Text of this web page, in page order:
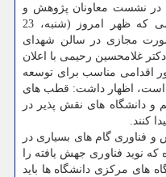
در نشست معاونان پژوهش و
فناوری دانشگاه ها و مراکز پژوهشی که ظهر امروز (شنبه، 23
مجازی در سالن شهدای
غلامحسین رحیمی با اعلان
اقدامی مناسب برای توسعه
است، اظهار داشت: قطب های
و دانشگاه های نقش پذیر در
کنند.
و فناوری گام های بسیاری در
شده که نوید فناوری جهش یافته را
های مرکزی دانشگاه ها باید